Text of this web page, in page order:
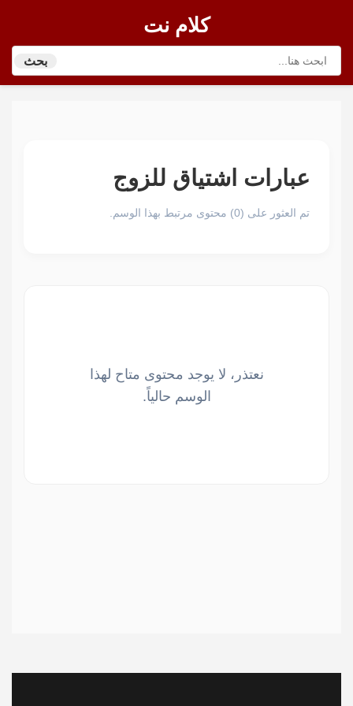
كلام نت
بحث
عبارات اشتياق للزوج
تم العثور على (0) محتوى مرتبط بهذا الوسم.
نعتذر، لا يوجد محتوى متاح لهذا
الوسم حالياً.